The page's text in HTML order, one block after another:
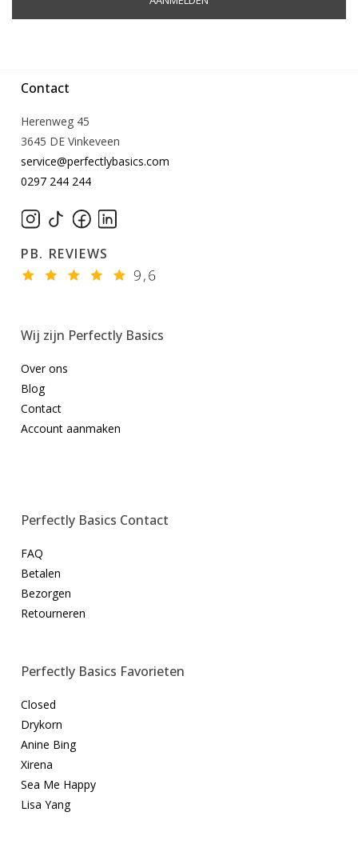
Contact
Herenweg 45
3645 DE Vinkeveen
service@perfectlybasics.com
0297 244 244
PB. REVIEWS
Wij zijn Perfectly Basics
Over ons
Blog
Contact
Account aanmaken
Perfectly Basics Contact
FAQ
Betalen
Bezorgen
Retourneren
Perfectly Basics Favorieten
Closed
Drykorn
Anine Bing
Xirena
Sea Me Happy
Lisa Yang